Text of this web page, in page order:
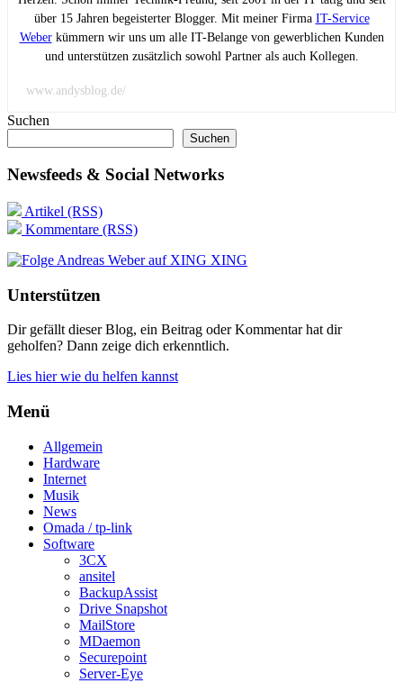
über 15 Jahren begeisterter Blogger. Mit meiner Firma IT-Service
Weberkümmern wir uns um alle IT-Belange von gewerblichen Kunden
und unterstützen zusätzlich sowohl Partner als auch Kollegen.
www.andysblog.de/
Suchen
Suchen
Newsfeeds & Social Networks
Artikel (RSS)
Kommentare (RSS)
XING
Unterstützen
Dir gefällt dieser Blog, ein Beitrag oder Kommentar hat dir
geholfen? Dann zeige dich erkenntlich.
Lies hier wie du helfen kannst
Menü
Allgemein
Hardware
Internet
Musik
News
Omada / tp-link
Software
3CX
ansitel
BackupAssist
Drive Snapshot
MailStore
MDaemon
Securepoint
Server-Eye